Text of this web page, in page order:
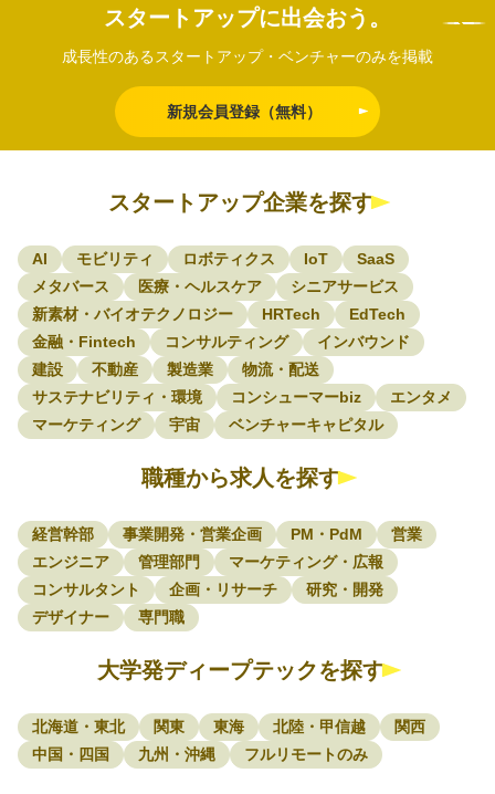
スタートアップに出会おう。
成長性のあるスタートアップ・ベンチャーのみを掲載
新規会員登録（無料）
スタートアップ企業を探す
AI モビリティ ロボティクス IoT
SaaS
メタバース
医療・ヘルスケア
シニアサービス
新素材・バイオテクノロジー
HRTech
EdTech
金融・Fintech
コンサルティング
インバウンド
建設
不動産 製造業
物流・配送
サステナビリティ・環境
コンシューマーbiz
エンタメ
マーケティング
宇宙 ベンチャーキャピタル
職種から求人を探す
経営幹部 事業開発・営業企画 PM・PdM
営業
エンジニア
管理部門
マーケティング・広報
コンサルタント
企画・リサーチ
研究・開発
デザイナー
専門職
大学発ディープテックを探す
北海道・東北 関東 東海 北陸・甲信越
関西
中国・四国
九州・沖縄 フルリモートのみ